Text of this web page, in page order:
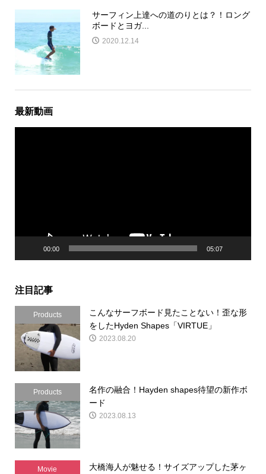
サーフィン上達への道のりとは？！ロング
ボードとヨガ...
2020.12.14
最新動画
00:00 05:07
注目記事
Products
こんなサーフボード見たことない！歪な形
をしたHyden Shapes「VIRTUE」
2023.08.20
Products
名作の融合！Hayden shapes待望の新作ボ
ード
2023.08.13
Movie
大橋海人が魅せる！サイズアップした茅ヶ